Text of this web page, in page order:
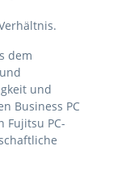
dem
und
Business PC
Fujitsu PC-